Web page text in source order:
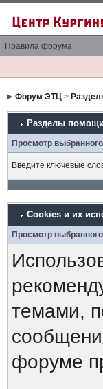
Правила форума
Форум ЭТЦ>
Разделы помощи
Просмотр
Введите ключевые
Cookies и их
Просмотр
темами,
форуме